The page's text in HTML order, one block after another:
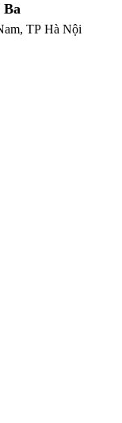
Ba
TP Hà Nội